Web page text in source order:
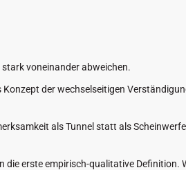
voneinander abweichen.
der wechselseitigen
als Tunnel statt als
die erste empirisch-qualitative